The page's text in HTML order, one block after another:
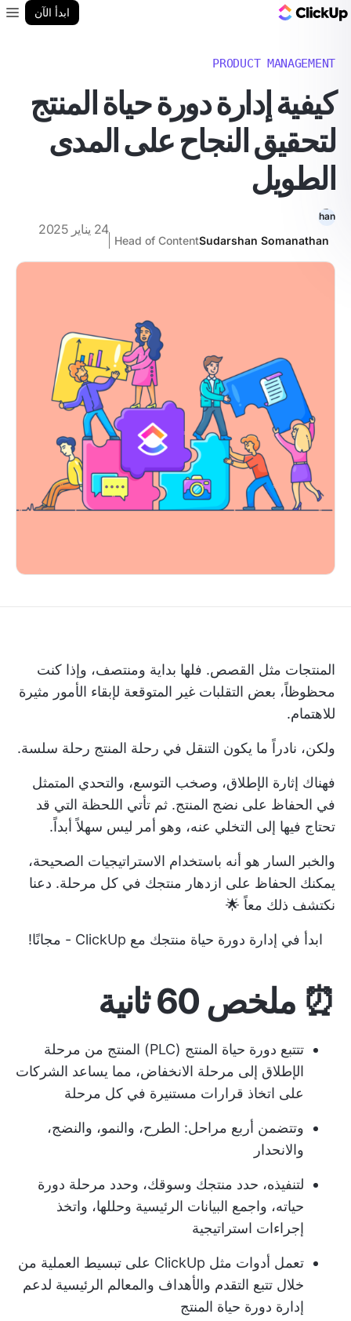
ابدأ الآن
PRODUCT MANAGEMENT
كيفية إدارة دورة حياة المنتج
لتحقيق النجاح على المدى
الطويل
Sudarshan Somanathan
Head of Content
24 يناير 2025
المنتجات مثل القصص. فلها بداية ومنتصف، وإذا كنت
محظوظاً، بعض التقلبات غير المتوقعة لإبقاء الأمور مثيرة
للاهتمام.
ولكن، نادراً ما يكون التنقل في رحلة المنتج رحلة سلسة.
فهناك إثارة الإطلاق، وصخب التوسع، والتحدي المتمثل
في الحفاظ على نضج المنتج. ثم تأتي اللحظة التي قد
تحتاج فيها إلى التخلي عنه، وهو أمر ليس سهلاً أبداً.
والخبر السار هو أنه باستخدام الاستراتيجيات الصحيحة،
يمكنك الحفاظ على ازدهار منتجك في كل مرحلة. دعنا
نكتشف ذلك معاً 🌟
ابدأ في إدارة دورة حياة منتجك مع ClickUp - مجانًا!
⏰ ملخص 60 ثانية
تتتبع دورة حياة المنتج (PLC) المنتج من مرحلة
الإطلاق إلى مرحلة الانخفاض، مما يساعد الشركات
على اتخاذ قرارات مستنيرة في كل مرحلة
وتتضمن أربع مراحل: الطرح، والنمو، والنضج،
والانحدار
لتنفيذه، حدد منتجك وسوقك، وحدد مرحلة دورة
حياته، واجمع البيانات الرئيسية وحللها، واتخذ
إجراءات استراتيجية
تعمل أدوات مثل ClickUp على تبسيط العملية من
خلال تتبع التقدم والأهداف والمعالم الرئيسية لدعم
إدارة دورة حياة المنتج